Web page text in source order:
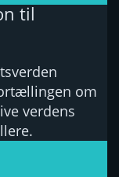
til
om
verdens